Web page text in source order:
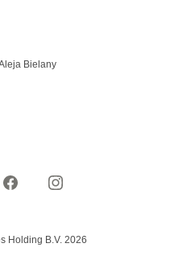
Bielany
Holding B.V. 2026